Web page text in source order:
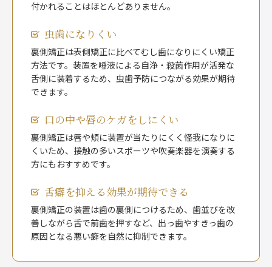
付かれることはほとんどありません。
虫歯になりくい
裏側矯正は表側矯正に比べてむし歯になりにくい矯正
方法です。装置を唾液による自浄・殺菌作用が活発な
舌側に装着するため、虫歯予防につながる効果が期待
できます。
口の中や唇のケガをしにくい
裏側矯正は唇や頬に装置が当たりにくく怪我になりに
くいため、接触の多いスポーツや吹奏楽器を演奏する
方にもおすすめです。
舌癖を抑える効果が期待できる
裏側矯正の装置は歯の裏側につけるため、歯並びを改
善しながら舌で前歯を押すなど、出っ歯やすきっ歯の
原因となる悪い癖を自然に抑制できます。